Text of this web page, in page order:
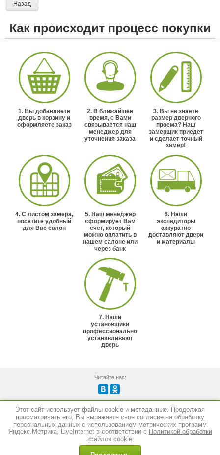
Назад
Как происходит процесс покупки
1. Вы добавляете
дверь в корзину и
оформляете заказ
2. В ближайшее
время, с Вами
связывается наш
менеджер для
уточнения заказа
3. Вы не знаете
размер дверного
проема? Наш
замерщик приедет
и сделает точный
замер!
4. С листом замера,
посетите удобный
для Вас салон
5. Наш менеджер
сформирует Вам
счет, который
можно оплатить в
нашем салоне или
через банк
6. Наши
экспедиторы
аккуратно
доставляют двери
и материалы
7. Наши
установщики
профессионально
устанавливают
дверь
Читайте нас:
Создание сайта:megagroup.ru
Copyright © 2014 - 2026
Двери-Белоруссии
Политика конфиденциальности
Этот сайт использует файлы cookie и метаданные. Продолжая
просматривать его, Вы выражаете свое согласие на обработку
персональных данных с использованием метрических программ
Яндекс.Метрика, LiveInternet в соответствии с Политикой обработки
файлов cookie